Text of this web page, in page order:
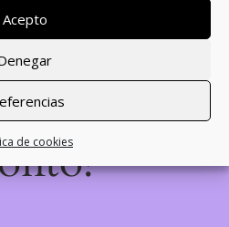
Acepto
de cookies
en algo
¡vuelve